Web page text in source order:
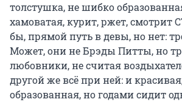
толстушка, не шибко
хамоватая, курит, ржет, смотрит
бы, прямой путь в девы, но нет:
Может, они не Брэды Питты, но
любовники, не считая
другой же всё при ней: и
образованная, но годами сидит